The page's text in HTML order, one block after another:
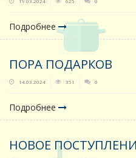
Подробнее
ПОРА ПОДАРКОВ
14.03.2024 351 0
Подробнее
НОВОЕ